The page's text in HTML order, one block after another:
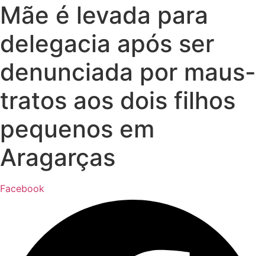
Mãe é levada para
delegacia após ser
denunciada por maus-
tratos aos dois filhos
pequenos em
Aragarças
Facebook